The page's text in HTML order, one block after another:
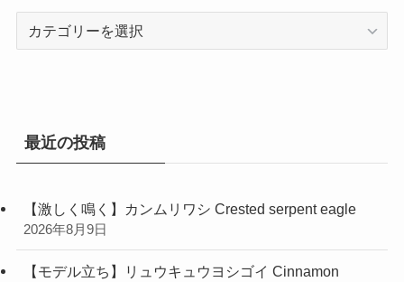
最近の投稿
【激しく鳴く】カンムリワシ Crested serpent eagle
2026年8月9日
【モデル立ち】リュウキュウヨシゴイ Cinnamon